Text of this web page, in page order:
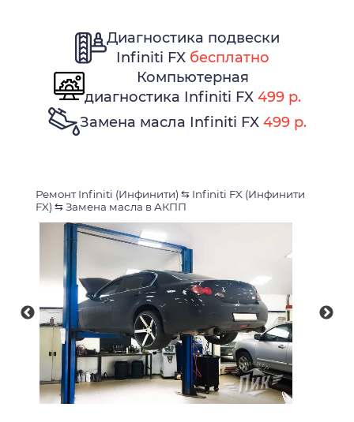
Диагностика подвески
Infiniti FX бесплатно
Компьютерная
диагностика Infiniti FX 499 р.
Замена масла Infiniti FX 499 р.
Ремонт Infiniti (Инфинити) ⇆ Infiniti FX (Инфинити
FX) ⇆Замена масла в АКПП